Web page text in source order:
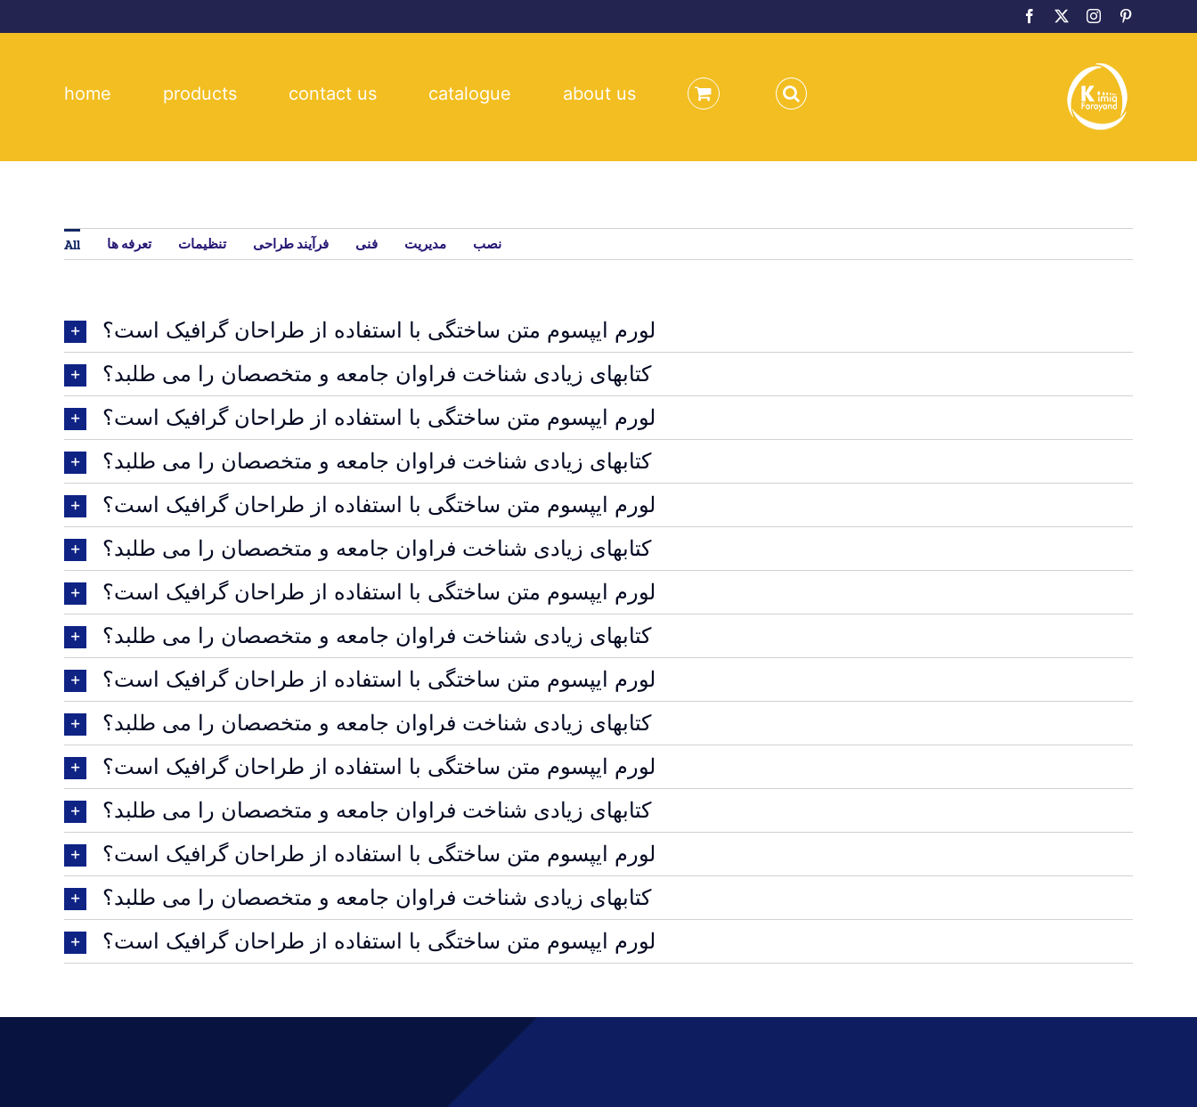
to
Facebook
TwitterInstagram
home products contact us catalogue about us
All تعرفه ها تنظیمات فرآیند طراحی فنی مدیریت نصب
لورم ایپسوم متن ساختگی با استفاده از طراحان گرافیک است؟
کتابهای زیادی شناخت فراوان جامعه و متخصصان را می طلبد؟
لورم ایپسوم متن ساختگی با استفاده از طراحان گرافیک است؟
کتابهای زیادی شناخت فراوان جامعه و متخصصان را می طلبد؟
لورم ایپسوم متن ساختگی با استفاده از طراحان گرافیک است؟
کتابهای زیادی شناخت فراوان جامعه و متخصصان را می طلبد؟
لورم ایپسوم متن ساختگی با استفاده از طراحان گرافیک است؟
کتابهای زیادی شناخت فراوان جامعه و متخصصان را می طلبد؟
لورم ایپسوم متن ساختگی با استفاده از طراحان گرافیک است؟
کتابهای زیادی شناخت فراوان جامعه و متخصصان را می طلبد؟
لورم ایپسوم متن ساختگی با استفاده از طراحان گرافیک است؟
کتابهای زیادی شناخت فراوان جامعه و متخصصان را می طلبد؟
لورم ایپسوم متن ساختگی با استفاده از طراحان گرافیک است؟
کتابهای زیادی شناخت فراوان جامعه و متخصصان را می طلبد؟
لورم ایپسوم متن ساختگی با استفاده از طراحان گرافیک است؟